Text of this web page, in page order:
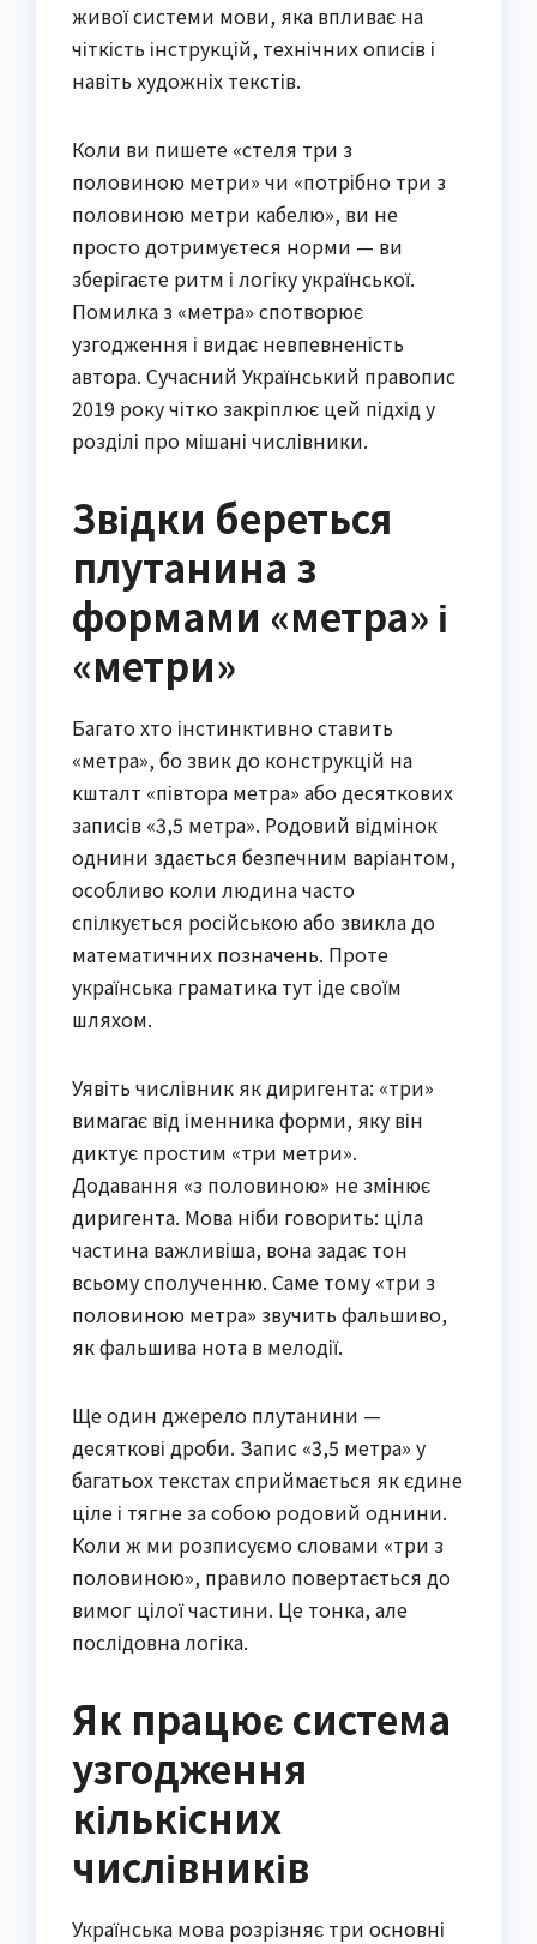
живої системи мови, яка впливає на
чіткість інструкцій, технічних описів і
навіть художніх текстів.
Коли ви пишете «стеля три з
половиною метри» чи «потрібно три з
половиною метри кабелю», ви не
просто дотримуєтеся норми — ви
зберігаєте ритм і логіку української.
Помилка з «метра» спотворює
узгодження і видає невпевненість
автора. Сучасний Український правопис
2019 року чітко закріплює цей підхід у
розділі про мішані числівники.
Звідки береться
плутанина з
формами «метра» і
«метри»
Багато хто інстинктивно ставить
«метра», бо звик до конструкцій на
кшталт «півтора метра» або десяткових
записів «3,5 метра». Родовий відмінок
однини здається безпечним варіантом,
особливо коли людина часто
спілкується російською або звикла до
математичних позначень. Проте
українська граматика тут іде своїм
шляхом.
Уявіть числівник як диригента: «три»
вимагає від іменника форми, яку він
диктує простим «три метри».
Додавання «з половиною» не змінює
диригента. Мова ніби говорить: ціла
частина важливіша, вона задає тон
всьому сполученню. Саме тому «три з
половиною метра» звучить фальшиво,
як фальшива нота в мелодії.
Ще один джерело плутанини —
десяткові дроби. Запис «3,5 метра» у
багатьох текстах сприймається як єдине
ціле і тягне за собою родовий однини.
Коли ж ми розписуємо словами «три з
половиною», правило повертається до
вимог цілої частини. Це тонка, але
послідовна логіка.
Як працює система
узгодження
кількісних
числівників
Українська мова розрізняє три основні